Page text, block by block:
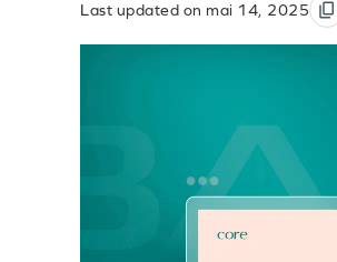
Last updated on mai 14, 2025